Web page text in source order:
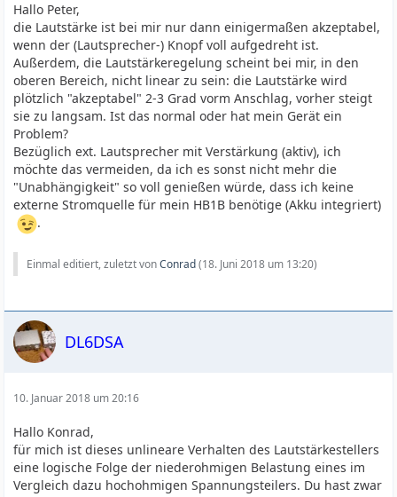
Hallo Peter,
die Lautstärke ist bei mir nur dann einigermaßen akzeptabel,
wenn der (Lautsprecher-) Knopf voll aufgedreht ist.
Außerdem, die Lautstärkeregelung scheint bei mir, in den
oberen Bereich, nicht linear zu sein: die Lautstärke wird
plötzlich "akzeptabel" 2-3 Grad vorm Anschlag, vorher steigt
sie zu langsam. Ist das normal oder hat mein Gerät ein
Problem?
Bezüglich ext. Lautsprecher mit Verstärkung (aktiv), ich
möchte das vermeiden, da ich es sonst nicht mehr die
"Unabhängigkeit" so voll genießen würde, dass ich keine
externe Stromquelle für mein HB1B benötige (Akku integriert)
.
Einmal editiert, zuletzt vonConrad(18. Juni 2018 um 13:20)
DL6DSA
10. Januar 2018 um 20:16
Hallo Konrad,
für mich ist dieses unlineare Verhalten des Lautstärkestellers
eine logische Folge der niederohmigen Belastung eines im
Vergleich dazu hochohmigen Spannungsteilers. Du hast zwar